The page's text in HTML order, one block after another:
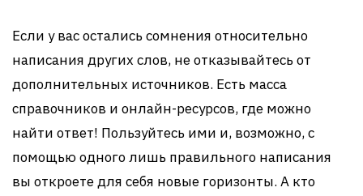
Если у вас остались сомнения относительно
написания других слов, не отказывайтесь от
дополнительных источников. Есть масса
справочников и онлайн-ресурсов, где можно
найти ответ! Пользуйтесь ими и, возможно, с
помощью одного лишь правильного написания
вы откроете для себя новые горизонты. А кто